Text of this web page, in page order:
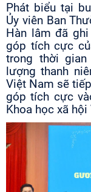
Phát biểu tại
Ủy viên Ban
Hàn lâm đã
góp tích cực
trong thời
lượng thanh
Việt Nam sẽ
góp tích cực
Khoa học xã